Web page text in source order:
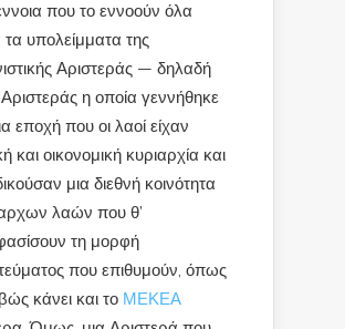
που το εννοούν όλα
τα υπολείμματα της
Αριστεράς — δηλαδή
Αριστεράς η οποία γεννήθηκε
εποχή που οι λαοί είχαν
και οικονομική κυριαρχία και
μια διεθνή κοινότητα
λαών που θ’
τη μορφή
που επιθυμούν, όπως
κάνει και το ΜΕΚΕΑ